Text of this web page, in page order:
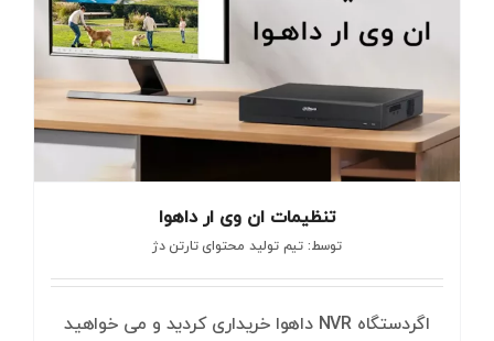
تنظیمات ان وی ار داهوا
توسط: تیم تولید محتوای تارتن دژ
اگردستگاه NVR داهوا خریداری کردید و می خواهید